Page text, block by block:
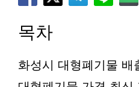
목차
화성시 대형폐기물 배